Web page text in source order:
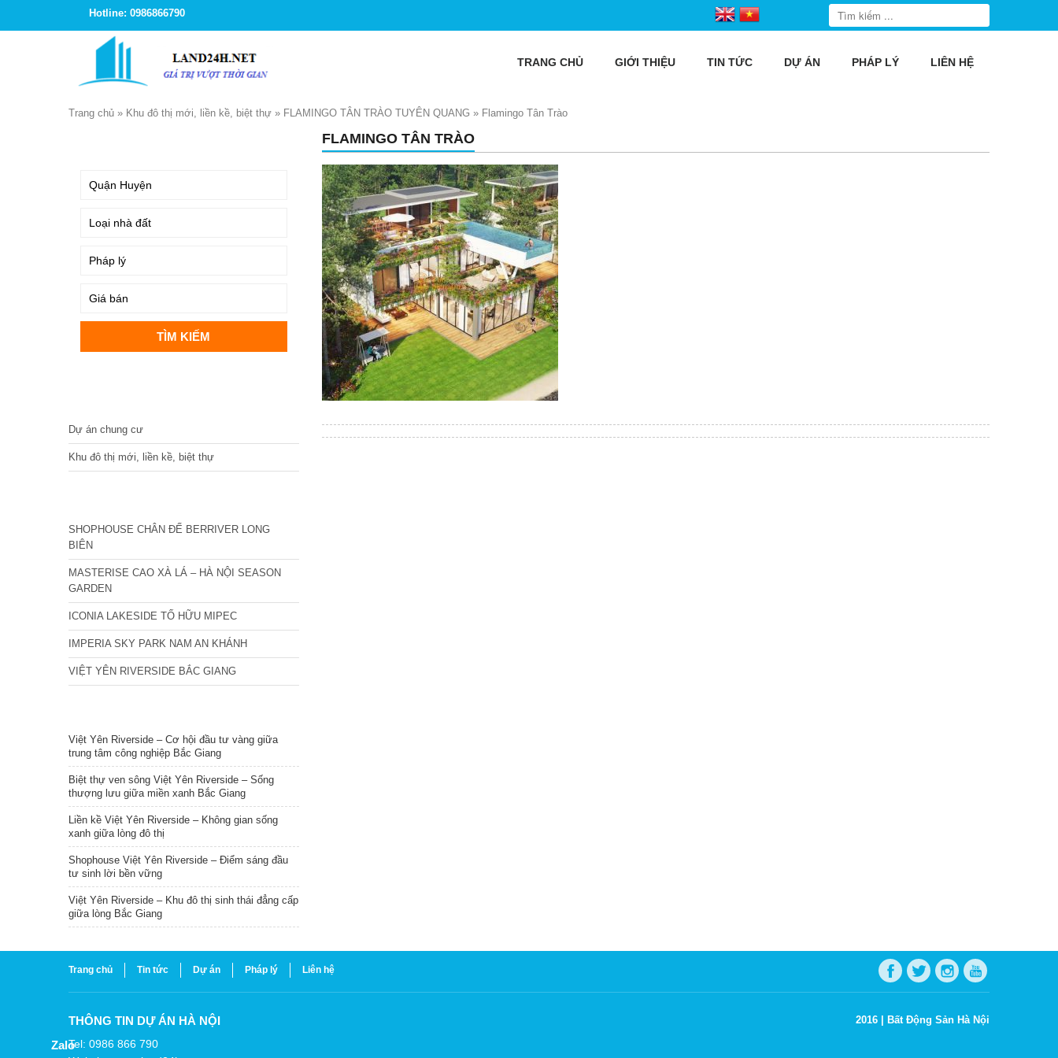
Hotline: 0986866790
TRANG CHỦ GIỚI THIỆU TIN TỨC DỰ ÁN PHÁP LÝ LIÊN HỆ
Trang chủ » Khu đô thị mới, liền kề, biệt thự » FLAMINGO TÂN TRÀO TUYÊN QUANG » Flamingo Tân Trào
FLAMINGO TÂN TRÀO
Dự án chung cư
Khu đô thị mới, liền kề, biệt thự
SHOPHOUSE CHÂN ĐẾ BERRIVER LONG
BIÊN
MASTERISE CAO XÀ LÁ – HÀ NỘI SEASON
GARDEN
ICONIA LAKESIDE TỐ HỮU MIPEC
IMPERIA SKY PARK NAM AN KHÁNH
VIỆT YÊN RIVERSIDE BẮC GIANG
Việt Yên Riverside – Cơ hội đầu tư vàng giữa
trung tâm công nghiệp Bắc Giang
Biệt thự ven sông Việt Yên Riverside – Sống
thượng lưu giữa miền xanh Bắc Giang
Liền kề Việt Yên Riverside – Không gian sống
xanh giữa lòng đô thị
Shophouse Việt Yên Riverside – Điểm sáng đầu
tư sinh lời bền vững
Việt Yên Riverside – Khu đô thị sinh thái đẳng cấp
giữa lòng Bắc Giang
Trang chủ Tin tức Dự án Pháp lý Liên hệ
THÔNG TIN DỰ ÁN HÀ NỘI
Tel: 0986 866 790
2016 | Bất Động Sản Hà Nội
Zalo